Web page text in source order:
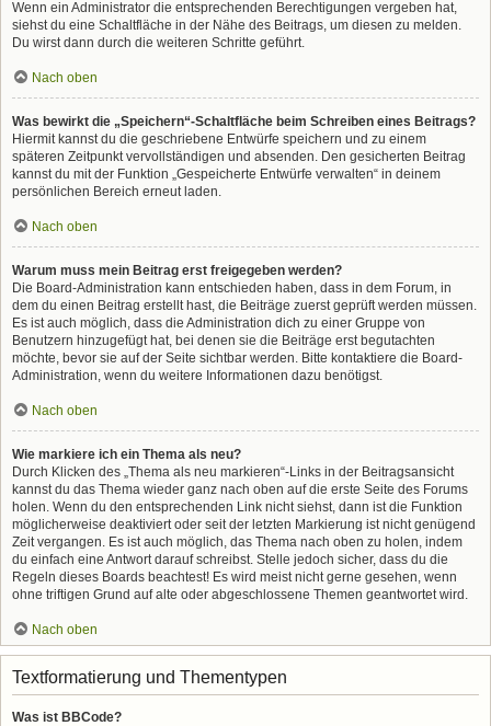
Wenn ein Administrator die entsprechenden Berechtigungen vergeben hat,
siehst du eine Schaltfläche in der Nähe des Beitrags, um diesen zu melden.
Du wirst dann durch die weiteren Schritte geführt.
Nach oben
Was bewirkt die „Speichern“-Schaltfläche beim Schreiben eines Beitrags?
Hiermit kannst du die geschriebene Entwürfe speichern und zu einem
späteren Zeitpunkt vervollständigen und absenden. Den gesicherten Beitrag
kannst du mit der Funktion „Gespeicherte Entwürfe verwalten“ in deinem
persönlichen Bereich erneut laden.
Nach oben
Warum muss mein Beitrag erst freigegeben werden?
Die Board-Administration kann entschieden haben, dass in dem Forum, in
dem du einen Beitrag erstellt hast, die Beiträge zuerst geprüft werden müssen.
Es ist auch möglich, dass die Administration dich zu einer Gruppe von
Benutzern hinzugefügt hat, bei denen sie die Beiträge erst begutachten
möchte, bevor sie auf der Seite sichtbar werden. Bitte kontaktiere die Board-
Administration, wenn du weitere Informationen dazu benötigst.
Nach oben
Wie markiere ich ein Thema als neu?
Durch Klicken des „Thema als neu markieren“-Links in der Beitragsansicht
kannst du das Thema wieder ganz nach oben auf die erste Seite des Forums
holen. Wenn du den entsprechenden Link nicht siehst, dann ist die Funktion
möglicherweise deaktiviert oder seit der letzten Markierung ist nicht genügend
Zeit vergangen. Es ist auch möglich, das Thema nach oben zu holen, indem
du einfach eine Antwort darauf schreibst. Stelle jedoch sicher, dass du die
Regeln dieses Boards beachtest! Es wird meist nicht gerne gesehen, wenn
ohne triftigen Grund auf alte oder abgeschlossene Themen geantwortet wird.
Nach oben
Textformatierung und Thementypen
Was ist BBCode?